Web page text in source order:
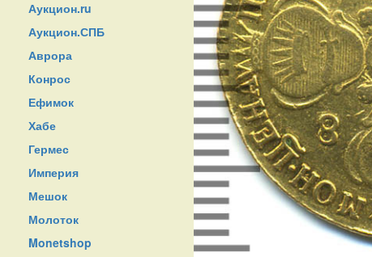
Аукцион.ru
Аукцион.СПБ
Аврора
Конрос
Ефимок
Хабе
Гермес
Империя
Мешок
Молоток
Monetshop